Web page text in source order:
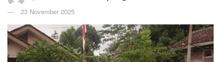
23 November 2025